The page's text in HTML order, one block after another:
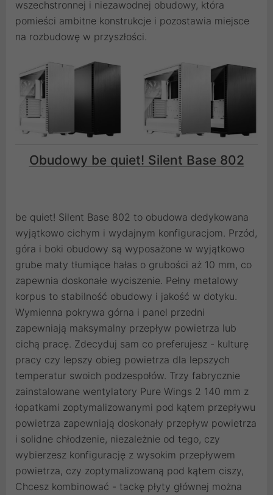
wszechstronnej i niezawodnej obudowy, która
pomieści ambitne konstrukcje i pozostawia miejsce
na rozbudowę w przyszłości.
Obudowy be quiet! Silent Base 802
be quiet! Silent Base 802 to obudowa dedykowana
wyjątkowo cichym i wydajnym konfiguracjom. Przód,
góra i boki obudowy są wyposażone w wyjątkowo
grube maty tłumiące hałas o grubości aż 10 mm, co
zapewnia doskonałe wyciszenie. Pełny metalowy
korpus to stabilność obudowy i jakość w dotyku.
Wymienna pokrywa górna i panel przedni
zapewniają maksymalny przepływ powietrza lub
cichą pracę. Zdecyduj sam co preferujesz - kulturę
pracy czy lepszy obieg powietrza dla lepszych
temperatur swoich podzespołów. Trzy fabrycznie
zainstalowane wentylatory Pure Wings 2 140 mm z
łopatkami zoptymalizowanymi pod kątem przepływu
powietrza zapewniają doskonały przepływ powietrza
i solidne chłodzenie, niezależnie od tego, czy
wybierzesz konfigurację z wysokim przepływem
powietrza, czy zoptymalizowaną pod kątem ciszy,
Chcesz kombinować - tackę płyty głównej można